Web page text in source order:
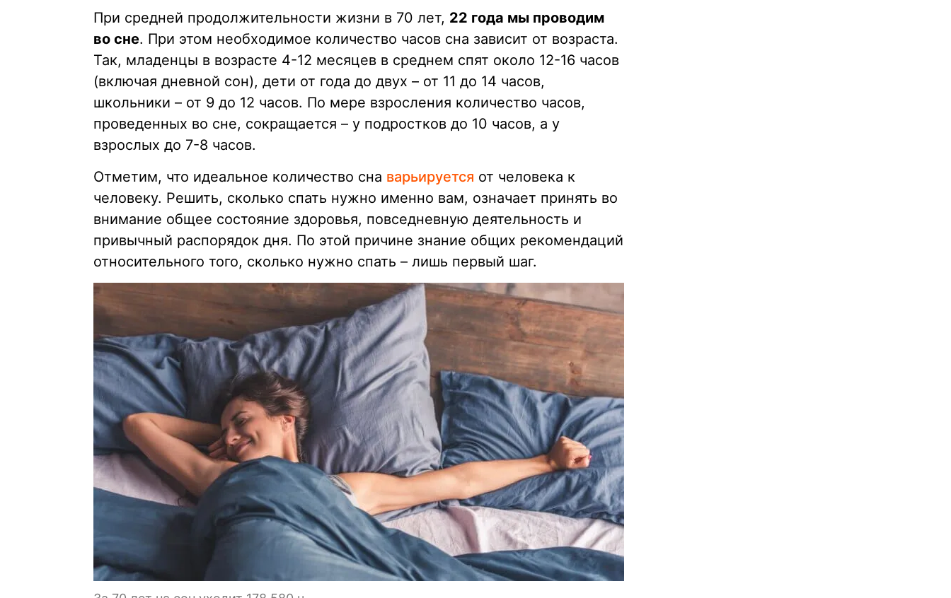
При средней продолжительности жизни в 70 лет, 22 года мы проводим
во сне. При этом необходимое количество часов сна зависит от возраста.
Так, младенцы в возрасте 4-12 месяцев в среднем спят около 12-16 часов
(включая дневной сон), дети от года до двух – от 11 до 14 часов,
школьники – от 9 до 12 часов. По мере взросления количество часов,
проведенных во сне, сокращается – у подростков до 10 часов, а у
взрослых до 7-8 часов.
Отметим, что идеальное количество сна варьируется от человека к
человеку. Решить, сколько спать нужно именно вам, означает принять во
внимание общее состояние здоровья, повседневную деятельность и
привычный распорядок дня. По этой причине знание общих рекомендаций
относительного того, сколько нужно спать – лишь первый шаг.